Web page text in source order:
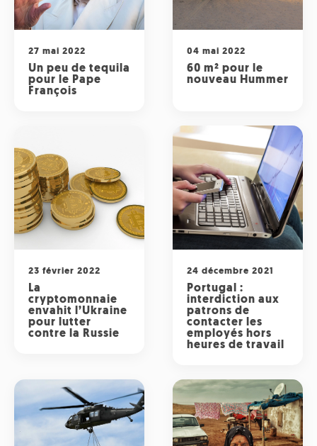
ONG
Politique
Belge
Régions
Santé
Sciences
Société
Tech
Musique
People
Radio
Télévision
Animaux
Biodiversité
27 mai 2022
Un peu de tequila
pour le Pape
François
04 mai 2022
60 m² pour le
nouveau Hummer
23 février 2022
La
cryptomonnaie
envahit l’Ukraine
pour lutter
contre la Russie
24 décembre 2021
Portugal :
interdiction aux
patrons de
contacter les
employés hors
heures de travail